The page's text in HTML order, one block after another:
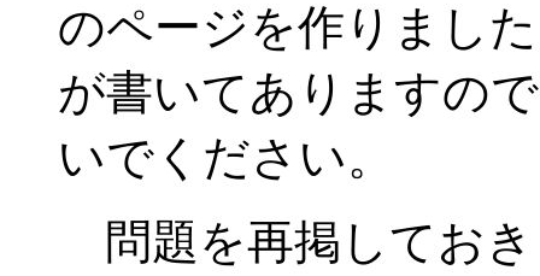
のページを作りまし
が書いてありますの
いでください。
問題を再掲してお